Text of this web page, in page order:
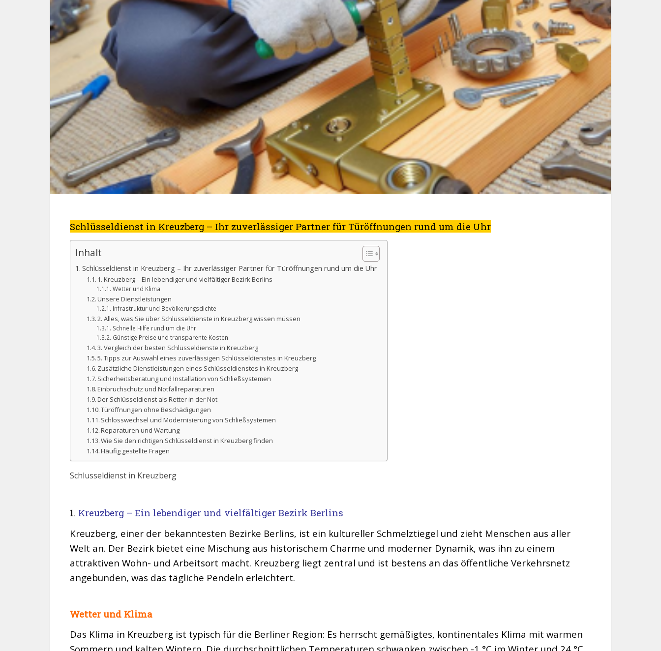
Schlüsseldienst in Kreuzberg – Ihr zuverlässiger Partner für Türöffnungen rund um die Uhr
Inhalt
Schlüsseldienst in Kreuzberg – Ihr zuverlässiger Partner für Türöffnungen rund um die Uhr
1. Kreuzberg – Ein lebendiger und vielfältiger Bezirk Berlins
Wetter und Klima
Unsere Dienstleistungen
Infrastruktur und Bevölkerungsdichte
2. Alles, was Sie über Schlüsseldienste in Kreuzberg wissen müssen
Schnelle Hilfe rund um die Uhr
Günstige Preise und transparente Kosten
3. Vergleich der besten Schlüsseldienste in Kreuzberg
5. Tipps zur Auswahl eines zuverlässigen Schlüsseldienstes in Kreuzberg
Zusätzliche Dienstleistungen eines Schlüsseldienstes in Kreuzberg
Sicherheitsberatung und Installation von Schließsystemen
Einbruchschutz und Notfallreparaturen
Der Schlüsseldienst als Retter in der Not
Türöffnungen ohne Beschädigungen
Schlosswechsel und Modernisierung von Schließsystemen
Reparaturen und Wartung
Wie Sie den richtigen Schlüsseldienst in Kreuzberg finden
Häufig gestellte Fragen
Schlusseldienst in Kreuzberg
1. Kreuzberg – Ein lebendiger und vielfältiger Bezirk Berlins
Kreuzberg, einer der bekanntesten Bezirke Berlins, ist ein kultureller Schmelztiegel und zieht Menschen aus aller
Welt an. Der Bezirk bietet eine Mischung aus historischem Charme und moderner Dynamik, was ihn zu einem
attraktiven Wohn- und Arbeitsort macht. Kreuzberg liegt zentral und ist bestens an das öffentliche Verkehrsnetz
angebunden, was das tägliche Pendeln erleichtert.
Wetter und Klima
Das Klima in Kreuzberg ist typisch für die Berliner Region: Es herrscht gemäßigtes, kontinentales Klima mit warmen